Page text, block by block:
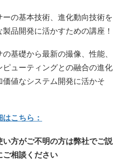
ーの基本技術、進化動向技術を
品開発に活かすための講座！
基礎から最新の撮像、性能、
ューティングとの融合の進化
値なシステム開発に活かそ
こちら：
い方がご不明の方は弊社でご説
ご相談ください